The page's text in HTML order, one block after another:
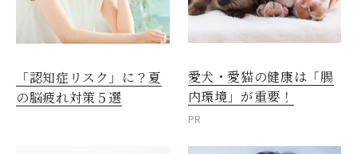
「認知症リスク」に？夏
の脳疲れ対策５選
愛犬・愛猫の健康は「腸
内環境」が重要！
PR